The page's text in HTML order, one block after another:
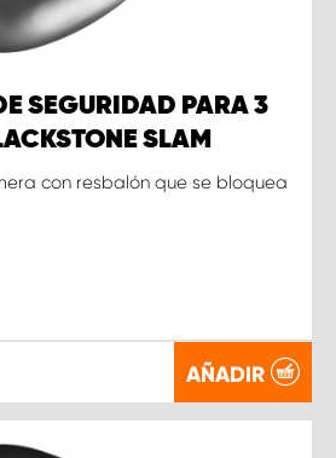
SEGURIDAD PARA 3
SLAM
con resbalón que se bloquea
AÑADIR